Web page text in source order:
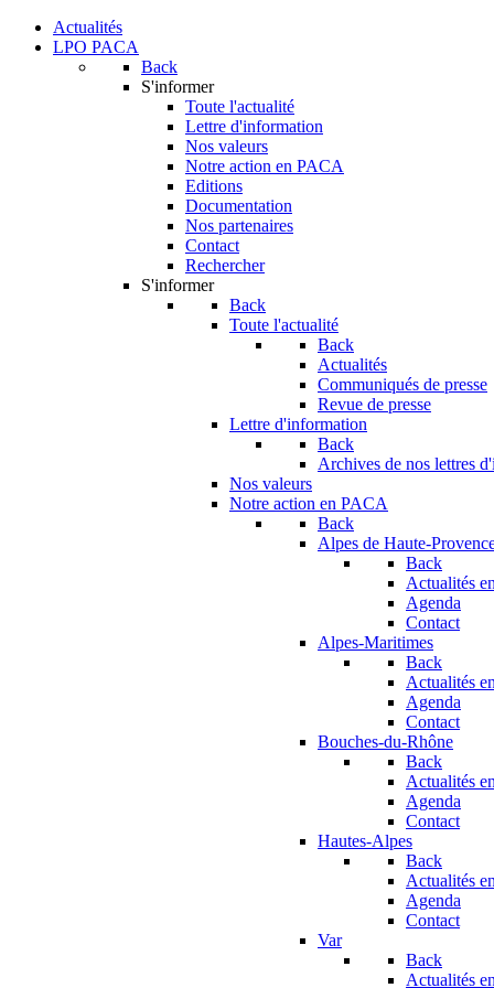
Actualités
LPO PACA
Back
S'informer
Toute l'actualité
Lettre d'information
Nos valeurs
Notre action en PACA
Editions
Documentation
Nos partenaires
Contact
Rechercher
S'informer
Back
Toute l'actualité
Back
Actualités
Communiqués de presse
Revue de presse
Lettre d'information
Back
Archives de nos lettres
Nos valeurs
Notre action en PACA
Back
Alpes de Haute-
Back
Actualités
Agenda
Contact
Alpes-Maritimes
Back
Actualités
Agenda
Contact
Bouches-du-Rhône
Back
Actualités
Agenda
Contact
Hautes-Alpes
Back
Actualités
Agenda
Contact
Var
Back
Actualités